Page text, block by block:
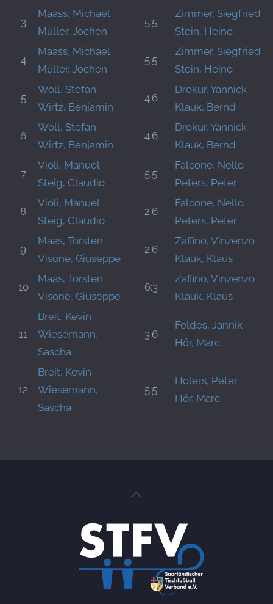
3
Maass, Michael
Müller, Jochen
5:5
Zimmer, Siegfried
Stein, Heino
4
Maass, Michael
Müller, Jochen
5:5
Zimmer, Siegfried
Stein, Heino
5
Woll, Stefan
Wirtz, Benjamin
4:6
Drokur, Yannick
Klauk, Bernd
6
Woll, Stefan
Wirtz, Benjamin
4:6
Drokur, Yannick
Klauk, Bernd
7
Violi, Manuel
Steig, Claudio
5:5
Falcone, Nello
Peters, Peter
8
Violi, Manuel
Steig, Claudio
2:6
Falcone, Nello
Peters, Peter
9
Maas, Torsten
Visone, Giuseppe
2:6
Zaffino, Vinzenzo
Klauk, Klaus
10
Maas, Torsten
Visone, Giuseppe
6:3
Zaffino, Vinzenzo
Klauk, Klaus
11
Breit, Kevin
Wiesemann,
Sascha
3:6
Feldes, Jannik
Hör, Marc
12
Breit, Kevin
Wiesemann,
Sascha
5:5
Holers, Peter
Hör, Marc